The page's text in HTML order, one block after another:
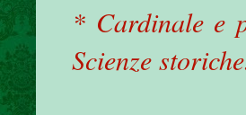
* Cardinale e
Scienze